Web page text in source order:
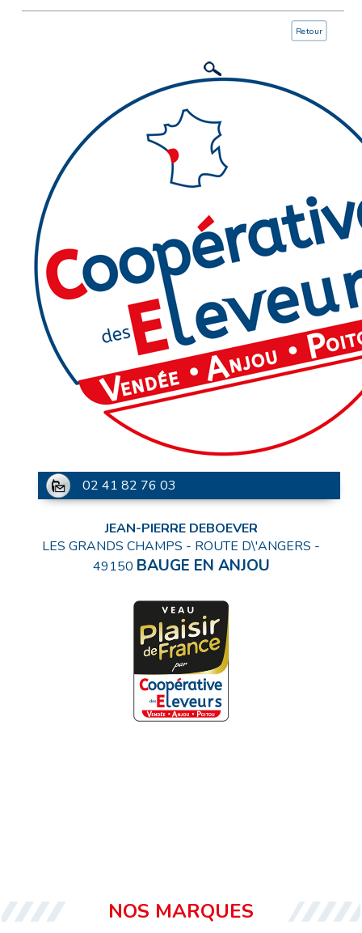
Retour
02 41 82 76 03
JEAN-PIERRE DEBOEVER
LES GRANDS CHAMPS - ROUTE D\'ANGERS -
49150 BAUGE EN ANJOU
NOS MARQUES